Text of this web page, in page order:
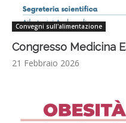
Convegni sull'alimentazione
Congresso Medicina
21 Febbraio 2026